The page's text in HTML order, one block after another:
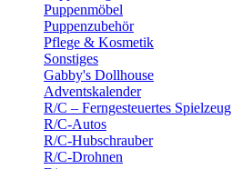
Puppenmöbel
Puppenzubehör
Pflege & Kosmetik
Sonstiges
Gabby's Dollhouse
Adventskalender
R/C – Ferngesteuertes Spielzeug
R/C-Autos
R/C-Hubschrauber
R/C-Drohnen